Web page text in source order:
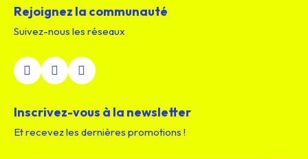
Rejoignez la communauté
Suivez-nous les réseaux
Inscrivez-vous à la newsletter
Et recevez les dernières promotions !